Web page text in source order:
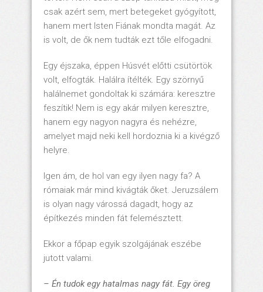
csak azért sem, mert betegeket gyógyított,
hanem mert Isten Fiának mondta magát. Az
is volt, de ők nem tudták ezt tőle elfogadni.
Egy éjszaka, éppen Húsvét előtti csütörtök
volt, elfogták. Halálra ítélték. Egy szörnyű
halálnemet gondoltak ki számára: keresztre
feszítik! Nem is egy akár milyen keresztre,
hanem egy nagyon nagyra és nehézre,
amelyet majd neki kell hordoznia ki a kivégző
helyre.
Igen ám, de hol van egy ilyen nagy fa? A
rómaiak már mind kivágták őket. Jeruzsálem
is olyan nagy várossá dagadt, hogy az
építkezés minden fát felemésztett.
Ekkor a főpap egyik szolgájának eszébe
jutott valami.
– Én tudok egy hatalmas nagy fát. Egy öreg